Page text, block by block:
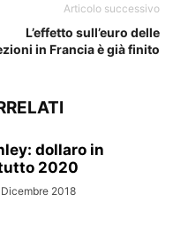
Articolo successivo
L’effetto sull’euro delle
in Francia è già finito
dollaro in
2020
Dicembre 2018